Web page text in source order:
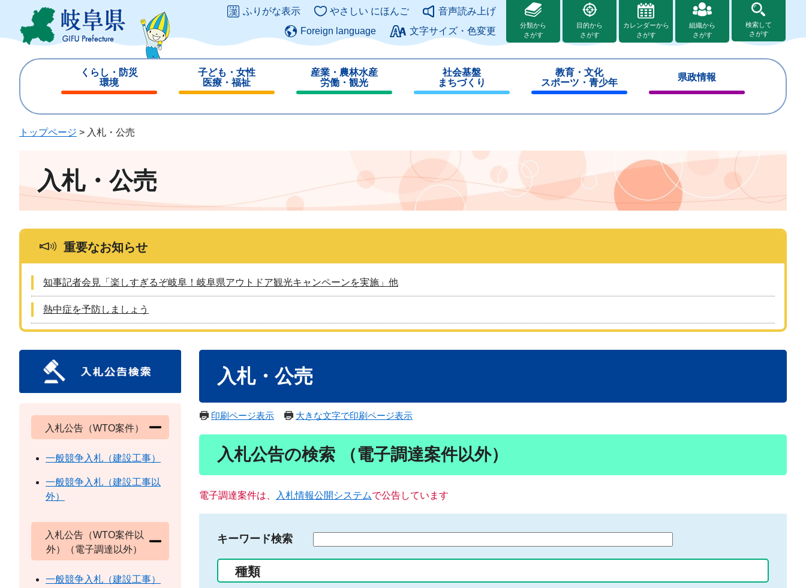
ジ
ュ
このページの本文へ
ふりがな表示 やさしい にほんご
音声読み上げ
Foreign language
文字サイズ・色変更
分類から
さがす
目的から
さがす
カレンダーから
さがす
組織から
さがす
検索して
さがす
くらし・防災
環境
じ
子ども・女性
医療・福祉
じ
産業・農林水産
労働・観光
じ
社会基盤
まちづくり
じ
教育・文化
スポーツ・青少年
じ
県政情報
じ
トップページ > 入札・公売
入札・公売
重要なお知らせ
知事記者会見「楽しすぎるぞ岐阜！岐阜県アウトドア観光キャンペーンを実施」他
熱中症を予防しましょう
入札・公売
印刷ページ表示 大きな文字で印刷ページ表示
入札公告の検索 （電子調達案件以外）
電子調達案件は、 入札情報公開システムで公告しています
キーワード検索
る
種類
入札公告（WTO案件）
一般競争入札（建設工事）
一般競争入札（建設工事以
外）
入札公告（WTO案件以
外）（電子調達以外）
一般競争入札（建設工事）